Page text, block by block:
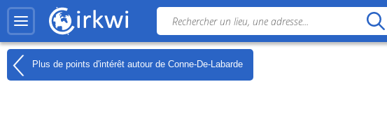
Plus de points d'intérêt autour de Conne-De-Labarde